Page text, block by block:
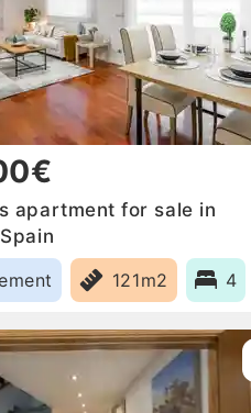
apartment for sale in
121m2 4